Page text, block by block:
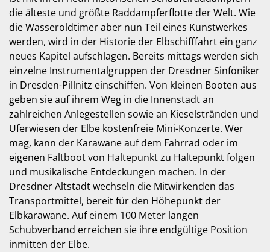
die älteste und größte Raddampferflotte der Welt. Wie
die Wasser­oldtimer aber nun Teil eines Kunstwerkes
werden, wird in der Historie der Elbschifffahrt ein ganz
neues Kapitel aufschlagen. Bereits mittags werden sich
einzelne Instrumentalgruppen der Dresdner Sinfoniker
in Dresden-Pillnitz einschiffen. Von kleinen Booten aus
geben sie auf ihrem Weg in die Innenstadt an
zahlreichen Anlegestellen sowie an Kieselstränden und
Uferwiesen der Elbe kostenfreie Mini-Konzerte. Wer
mag, kann der Karawane auf dem Fahrrad oder im
eigenen Faltboot von Haltepunkt zu Haltepunkt folgen
und musikalische Entdeckungen machen. In der
Dresdner Altstadt wechseln die Mitwirkenden das
Transportmittel, bereit für den Höhepunkt der
Elbkarawane. Auf einem 100 Meter langen
Schubverband erreichen sie ihre endgültige Position
inmitten der Elbe.